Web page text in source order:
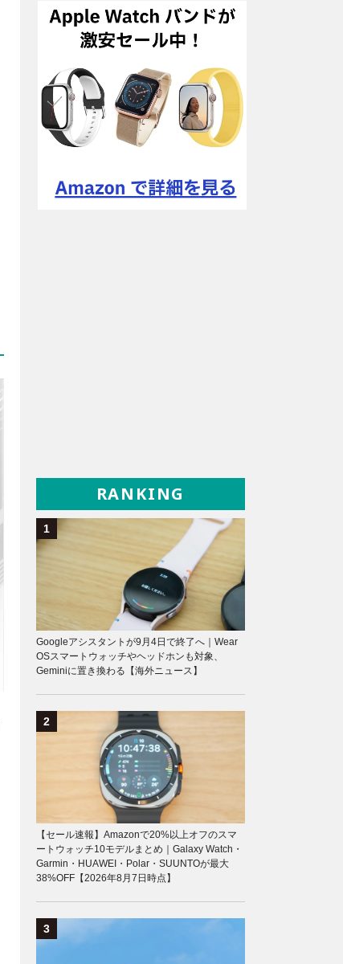
RANKING
Googleアシスタントが9月4日で終了へ｜Wear
OSスマートウォッチやヘッドホンも対象、
Geminiに置き換わる【海外ニュース】
【セール速報】Amazonで20%以上オフのスマ
ートウォッチ10モデルまとめ｜Galaxy Watch・
Garmin・HUAWEI・Polar・SUUNTOが最大
38%OFF【2026年8月7日時点】